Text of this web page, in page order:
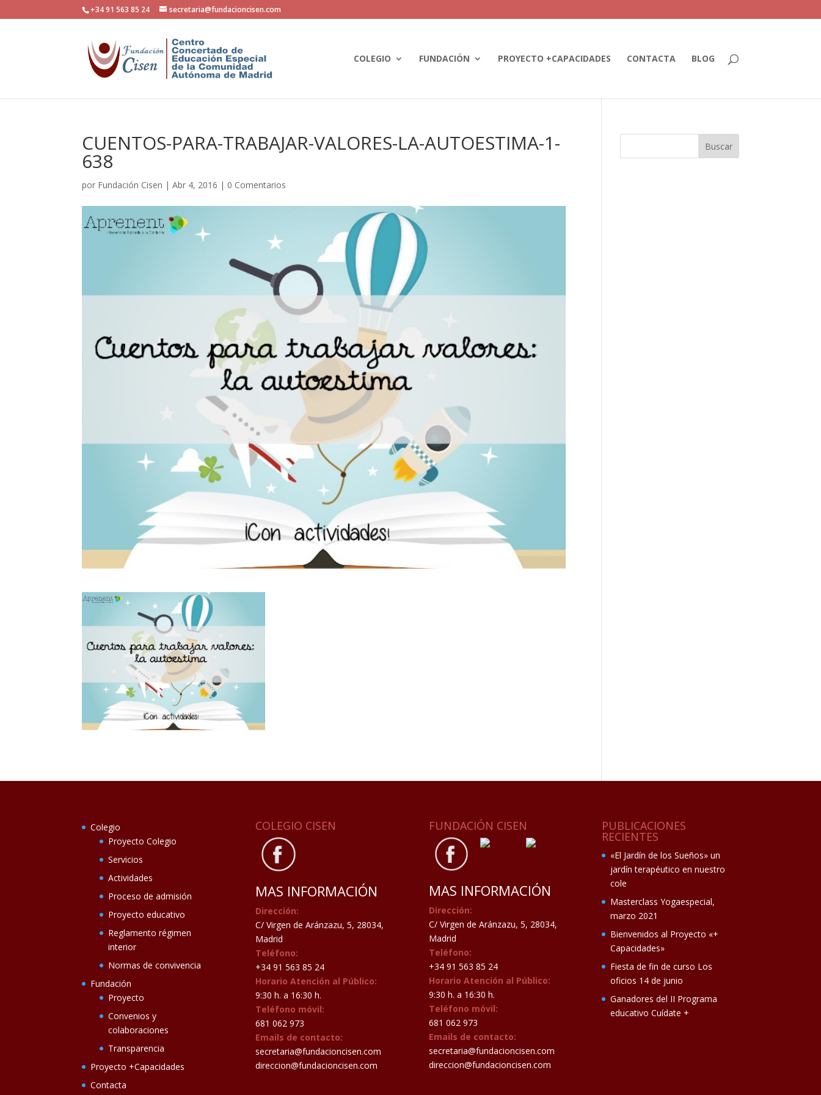
+34 91 563 85 24 secretaria@fundacioncisen.com
COLEGIO FUNDACIÓN PROYECTO +CAPACIDADES CONTACTA BLOG
CUENTOS-PARA-TRABAJAR-VALORES-LA-AUTOESTIMA-1-
638
por Fundación Cisen |Abr 4, 2016 | 0 Comentarios
Colegio
Proyecto Colegio
Servicios
Actividades
Proceso de admisión
Proyecto educativo
Reglamento régimen
interior
Normas de convivencia
Fundación
Proyecto
Convenios y
colaboraciones
Transparencia
Proyecto +Capacidades
Contacta
COLEGIO CISEN
MAS INFORMACIÓN
Dirección:
C/ Virgen de Aránzazu, 5, 28034,
Madrid
Teléfono:
+34 91 563 85 24
Horario Atención al Público:
9:30 h. a 16:30 h.
Teléfono móvil:
681 062 973
Emails de contacto:
secretaria@fundacioncisen.com
direccion@fundacioncisen.com
FUNDACIÓN CISEN
MAS INFORMACIÓN
Dirección:
C/ Virgen de Aránzazu, 5, 28034,
Madrid
Teléfono:
+34 91 563 85 24
Horario Atención al Público:
9:30 h. a 16:30 h.
Teléfono móvil:
681 062 973
Emails de contacto:
secretaria@fundacioncisen.com
direccion@fundacioncisen.com
PUBLICACIONES
RECIENTES
«El Jardín de los Sueños» un
jardín terapéutico en nuestro
cole
Masterclass Yogaespecial,
marzo 2021
Bienvenidos al Proyecto «+
Capacidades»
Fiesta de fin de curso Los
oficios 14 de junio
Ganadores del II Programa
educativo Cuídate +